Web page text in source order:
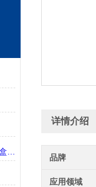
详情介绍
品牌
应用领域